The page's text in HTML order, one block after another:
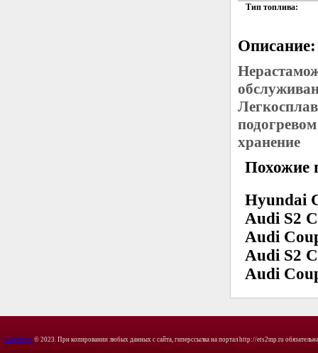
Тип топлива:
Описание:
хранение
Похожие
Hyundai
Audi S2
Audi
Audi S2
Audi
Copyright © 2023. При копировании любых данных с сайта, гиперссылка на портал http://ets2mp.ru